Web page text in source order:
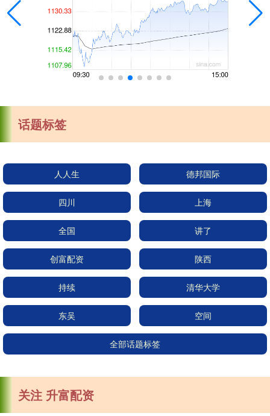
话题标签
人人生 德邦国际
四川 上海
全国 讲了
创富配资 陕西
持续 清华大学
东吴 空间
全部话题标签
关注 升富配资